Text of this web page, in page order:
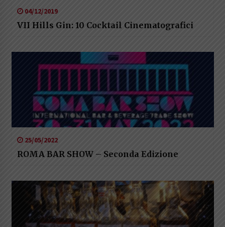
04/12/2019
VII Hills Gin: 10 Cocktail Cinematografici
25/05/2022
ROMA BAR SHOW – Seconda Edizione